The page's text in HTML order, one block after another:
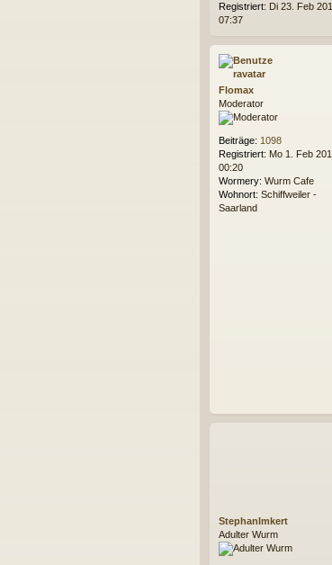
Registriert: Di 23. Feb
07:37
Flomax
Moderator
Beiträge: 1098
Registriert: Mo 1. Feb
00:20
Wormery: Wurm Cafe
Wohnort: Schiffweiler -
Saarland
StephanImkert
Adulter Wurm